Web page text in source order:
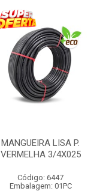
MANGUEIRA LISA P.
VERMELHA 3/4X025
Código: 6447
Embalagem: 01PC